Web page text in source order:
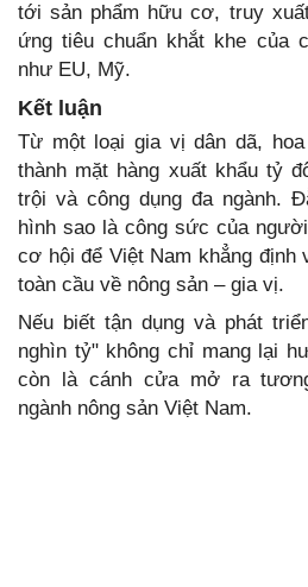
tới sản phẩm hữu cơ, truy
ứng tiêu chuẩn khắt khe của
như EU, Mỹ.
Kết luận
Từ một loại gia vị dân dã,
thành mặt hàng xuất khẩu tỷ
trội và công dụng đa ngành.
hình sao là công sức của
cơ hội để Việt Nam khẳng định
toàn cầu về nông sản – gia vị.
Nếu biết tận dụng và phát
nghìn tỷ" không chỉ mang lại
còn là cánh cửa mở ra
ngành nông sản Việt Nam.